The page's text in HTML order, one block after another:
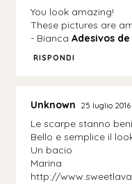
You look amazing!
These pictures are
- BiancaAdesivos
RISPONDI
Unknown 25 luglio
Le scarpe stanno
Bello e semplice il
Un bacio
Marina
http://